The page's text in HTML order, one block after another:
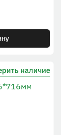
наличие